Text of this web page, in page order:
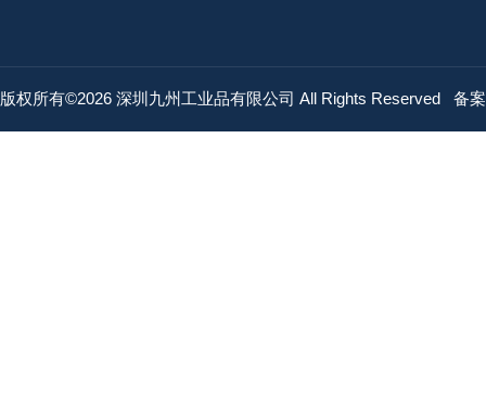
版权所有©2026 深圳九州工业品有限公司 All Rights Reserved 备